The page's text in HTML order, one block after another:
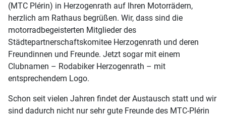
(MTC Plérin) in Herzogenrath auf Ihren Motorrädern,
herzlich am Rathaus begrüßen. Wir, dass sind die
motorradbegeisterten Mitglieder des
Städtepartnerschaftskomitee Herzogenrath und deren
Freundinnen und Freunde. Jetzt sogar mit einem
Clubnamen – Rodabiker Herzogenrath – mit
entsprechendem Logo.
Schon seit vielen Jahren findet der Austausch statt und wir
sind dadurch nicht nur sehr gute Freunde des MTC-Plérin